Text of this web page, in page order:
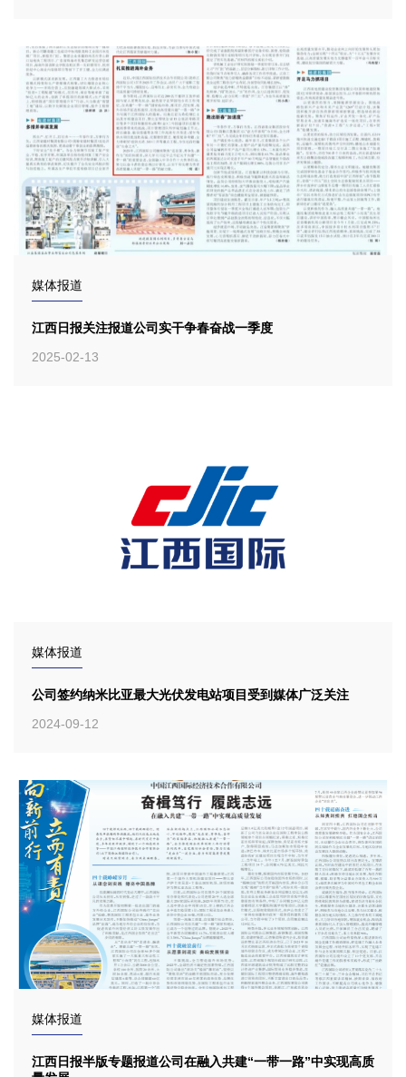
媒体报道
江西日报关注报道公司实干争春奋战一季度
2025-02-13
媒体报道
公司签约纳米比亚最大光伏发电站项目受到媒体广泛关注
2024-09-12
媒体报道
江西日报半版专题报道公司在融入共建“一带一路”中实现高质